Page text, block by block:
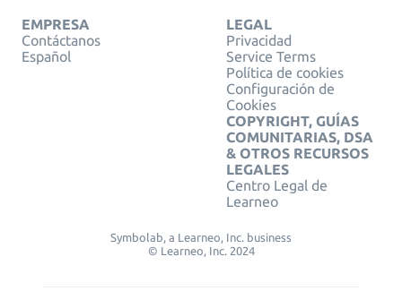
EMPRESA
Contáctanos
Español
LEGAL
Privacidad
Service Terms
Política de cookies
Configuración de
Cookies
COPYRIGHT, GUÍAS
COMUNITARIAS, DSA
& OTROS RECURSOS
LEGALES
Centro Legal de
Learneo
Symbolab, a Learneo, Inc. business
© Learneo, Inc. 2024